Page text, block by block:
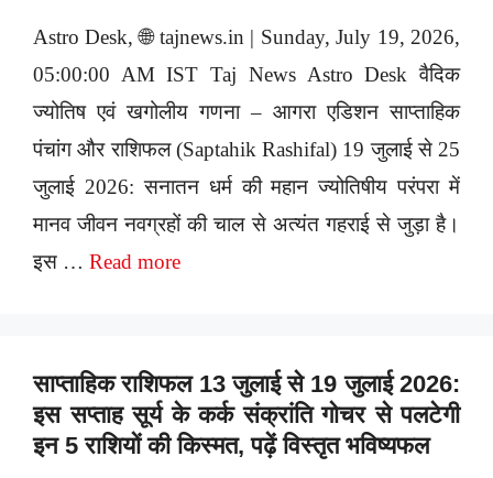
Astro Desk, 🌐 tajnews.in | Sunday, July 19, 2026,
05:00:00 AM IST Taj News Astro Desk वैदिक
ज्योतिष एवं खगोलीय गणना – आगरा एडिशन साप्ताहिक
पंचांग और राशिफल (Saptahik Rashifal) 19 जुलाई से 25
जुलाई 2026: सनातन धर्म की महान ज्योतिषीय परंपरा में
मानव जीवन नवग्रहों की चाल से अत्यंत गहराई से जुड़ा है।
इस … Read more
साप्ताहिक राशिफल 13 जुलाई से 19 जुलाई 2026:
इस सप्ताह सूर्य के कर्क संक्रांति गोचर से पलटेगी
इन 5 राशियों की किस्मत, पढ़ें विस्तृत भविष्यफल